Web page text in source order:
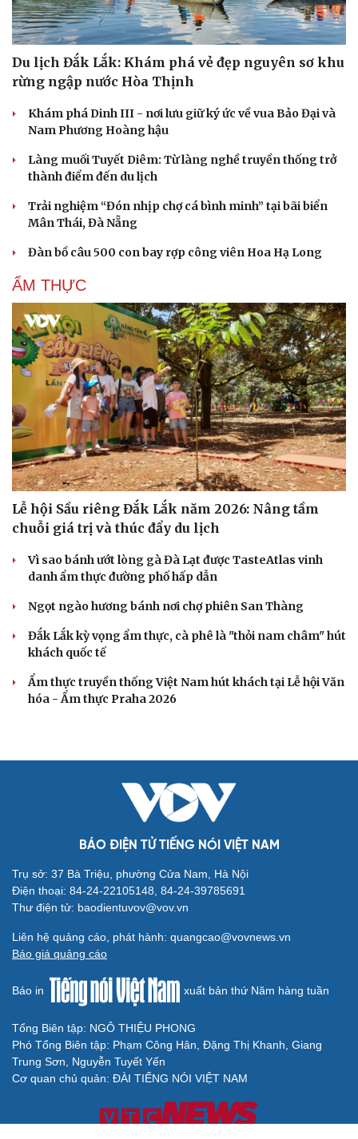
Cải chính
Du lịch Đắk Lắk: Khám phá vẻ đẹp nguyên sơ khu
rừng ngập nước Hòa Thịnh
Khám phá Dinh III - nơi lưu giữ ký ức về vua Bảo Đại và
Nam Phương Hoàng hậu
Làng muối Tuyết Diêm: Từ làng nghề truyền thống trở
thành điểm đến du lịch
Trải nghiệm “Đón nhịp chợ cá bình minh” tại bãi biển
Mân Thái, Đà Nẵng
Đàn bồ câu 500 con bay rợp công viên Hoa Hạ Long
ẨM THỰC
Lễ hội Sầu riêng Đắk Lắk năm 2026: Nâng tầm
chuỗi giá trị và thúc đẩy du lịch
Vì sao bánh ướt lòng gà Đà Lạt được TasteAtlas vinh
danh ẩm thực đường phố hấp dẫn
Ngọt ngào hương bánh nơi chợ phiên San Thàng
Đắk Lắk kỳ vọng ẩm thực, cà phê là "thỏi nam châm" hút
khách quốc tế
Ẩm thực truyền thống Việt Nam hút khách tại Lễ hội Văn
hóa - Ẩm thực Praha 2026
BÁO ĐIỆN TỬ TIẾNG NÓI VIỆT NAM
Trụ sở: 37 Bà Triệu, phường Cửa Nam, Hà Nội
Điện thoại: 84-24-22105148, 84-24-39785691
Thư điện tử: baodientuvov@vov.vn
Liên hệ quảng cáo, phát hành: quangcao@vovnews.vn
Báo giá quảng cáo
Báo in xuất bản thứ Năm hàng tuần
Tổng Biên tập: NGÔ THIỆU PHONG
Phó Tổng Biên tập: Phạm Công Hân, Đặng Thị Khanh, Giang
Trung Sơn, Nguyễn Tuyết Yến
Cơ quan chủ quản: ĐÀI TIẾNG NÓI VIỆT NAM